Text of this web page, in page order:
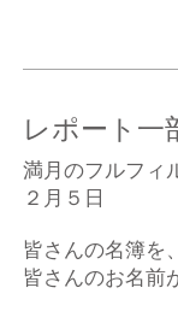
レポート一
満月のフルフィ
２月５日
皆さんの名簿を
皆さんのお名前